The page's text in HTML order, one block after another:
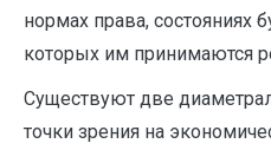
нормах права, состояниях
которых им принимаются
Существуют две
точки зрения на